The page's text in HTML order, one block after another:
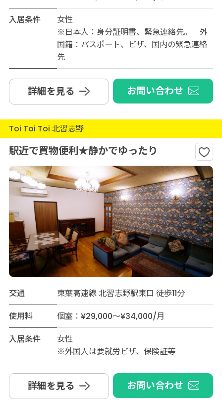
入居条件
女性
※日本人：身分証明書、緊急連絡先。 外
国籍：パスポート、ビザ、国内の緊急連絡
先
詳細を見る お問い合わせ
Toi Toi Toi 北習志野
駅近で買物便利★静かでゆったり
交通
東葉高速線 北習志野駅東口 徒歩11分
使用料
個室：¥29,000～¥34,000/月
入居条件
女性
※外国人は要就労ビザ、保険証等
詳細を見る お問い合わせ